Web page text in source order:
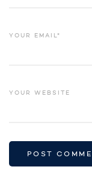
YOUR EMAIL*
YOUR WEBSITE